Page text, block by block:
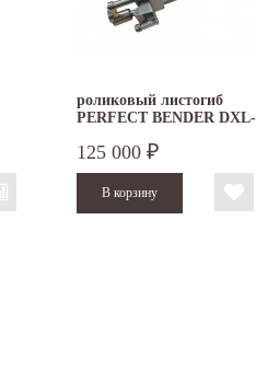
роликовый листогиб
PERFECT BENDER
125 000 ₽